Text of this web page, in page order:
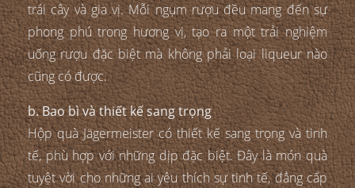
trái cây và gia vị. Mỗi ngụm rượu đều mang đến sự
phong phú trong hương vị, tạo ra một trải nghiệm
uống rượu đặc biệt mà không phải loại liqueur nào
cũng có được.
b. Bao bì và thiết kế sang trọng
Hộp quà Jägermeister có thiết kế sang trọng và tinh
tế, phù hợp với những dịp đặc biệt. Đây là món quà
tuyệt vời cho những ai yêu thích sự tinh tế, đẳng cấp